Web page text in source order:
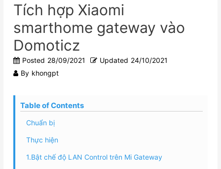
Tích hợp Xiaomi
smarthome gateway vào
Domoticz
Posted 28/09/2021 Updated 24/10/2021
By khongpt
Table of Contents
Chuẩn bị
Thực hiện
1.Bật chế độ LAN Control trên Mi Gateway